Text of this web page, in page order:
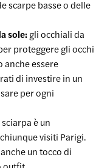
scarpe basse o delle
sole: gli occhiali da
proteggere gli occhi
anche essere
di investire in un
per ogni
sciarpa è un
visiti Parigi.
un tocco di